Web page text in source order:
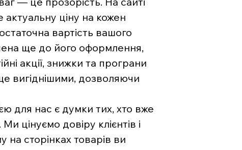
ціну на кожен
вартість вашого
ще до його оформлення,
акції, знижки та програни
вигіднішими, дозволяючи
для нас є думки тих, хто вже
цінуємо довіру клієнтів і
на сторінках товарів ви